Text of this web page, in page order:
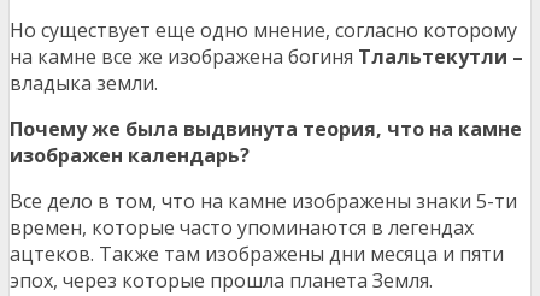
Но существует еще одно мнение, согласно которому
на камне все же изображена богиня Тлальтекутли –
владыка земли.
Почему же была выдвинута теория, что на камне
изображен календарь?
Все дело в том, что на камне изображены знаки 5-ти
времен, которые часто упоминаются в легендах
ацтеков. Также там изображены дни месяца и пяти
эпох, через которые прошла планета Земля.